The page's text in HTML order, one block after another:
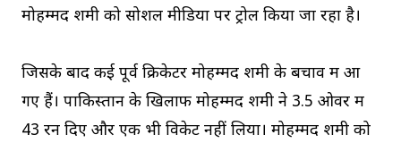
मोहम्मद शमी को सोशल मीडिया पर ट्रोल किया जा रहा है।
जिसके बाद कई पूर्व क्रिकेटर मोहम्मद शमी के बचाव में आ
गए हैं। पाकिस्तान के खिलाफ मोहम्मद शमी ने 3.5 ओवर में
43 रन दिए और एक भी विकेट नहीं लिया। मोहम्मद शमी को